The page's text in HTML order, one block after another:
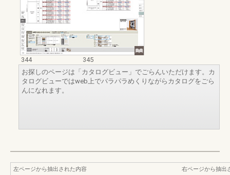
344
345
お探しのページは「カタログビュー」でごらんいただけます。カ
タログビューではweb上でパラパラめくりながらカタログをごら
んになれます。
左ページから抽出された内容
右ページから抽出